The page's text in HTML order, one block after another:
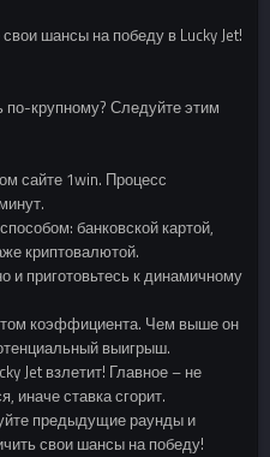
шансы на победу в Lucky Jet!
по-крупному? Следуйте этим
сайте 1win. Процесс
банковской картой,
криптовалютой.
и приготовьтесь к динамичному
коэффициента. Чем выше он
выигрыш.
Jet взлетит! Главное – не
иначе ставка сгорит.
предыдущие раунды и
свои шансы на победу!